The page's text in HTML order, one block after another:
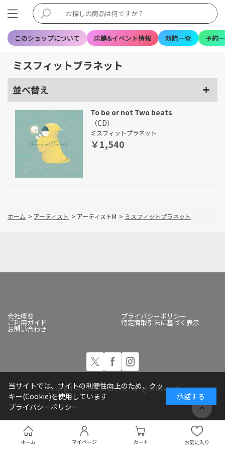
このショップについて 店舗&イベント情報 新譜一覧 予約
ホーム マイページ カート お気に入り
ミスフィットプラネット
並べ替え
To be or not Two beats
（CD）
ミスフィットプラネット
￥1,540
ホーム > アーティスト > アーティストM > ミスフィットプラネット
会社概要 プライバシーポリシー
ご利用ガイド 特定商取引法に基づく表示
お問い合わせ
Copyright © ULTRA-VYBE, INC. All rights reserved.
当サイトでは、サイトの利便性向上のため、クッ
キー(Cookie)を使用しています
プライバシーポリシー
承諾する